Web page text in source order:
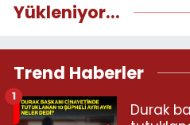
Yükleniyor...
Trend Haberler
Durak
1